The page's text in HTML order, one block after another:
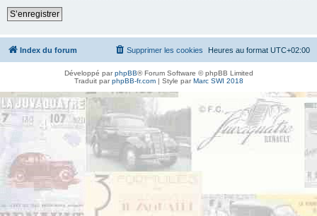
S’enregistrer
Index du forum Heures au format UTC+02:00
Supprimer les cookies
Développé parphpBB® Forum Software © phpBB Limited
Traduit parphpBB-fr.com| Style parMarc SWI 2018